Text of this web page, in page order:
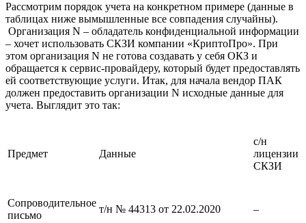
Рассмотрим порядок учета на конкретном примере (данные в
таблицах ниже вымышленные все совпадения случайны).
Организация N – обладатель конфиденциальной информации
– хочет использовать СКЗИ компании «КриптоПро». При
этом организация N не готова создавать у себя ОКЗ и
обращается к сервис-провайдеру, который будет предоставлять
ей соответствующие услуги. Итак, для начала вендор ПАК
должен предоставить организации N исходные данные для
учета. Выглядит это так:
Предмет Данные
с/н
лицензии
СКЗИ
Сопроводительное
письмо
т/н № 44313 от 22.02.2020 –